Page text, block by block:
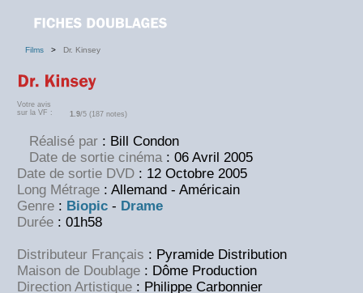
Films > Dr. Kinsey
Votre avis
sur la VF :
1.9/5 (187 notes)
Réalisé par : Bill Condon
Date de sortie cinéma : 06 Avril 2005
Date de sortie DVD : 12 Octobre 2005
Long Métrage : Allemand - Américain
Genre : Biopic - Drame
Durée : 01h58
Distributeur Français : Pyramide Distribution
Maison de Doublage : Dôme Production
Direction Artistique : Philippe Carbonnier